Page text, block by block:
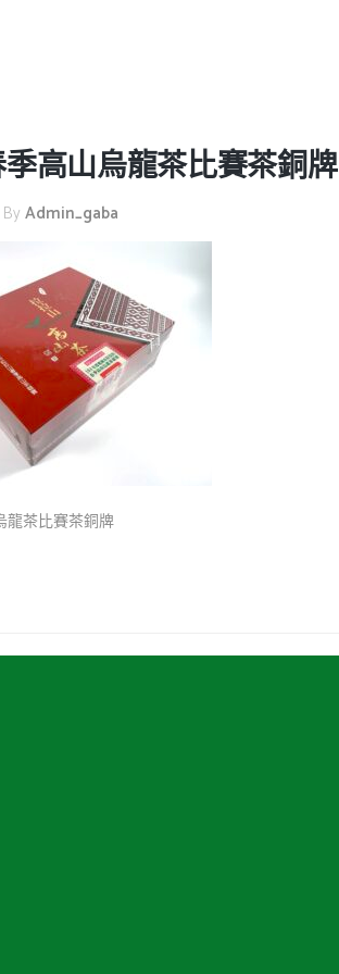
高山烏龍茶比賽茶銅牌
By Admin_gaba
龍茶比賽茶銅牌